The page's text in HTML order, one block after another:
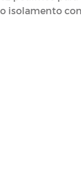
isolamento